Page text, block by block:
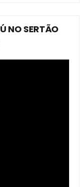
NO SERTÃO